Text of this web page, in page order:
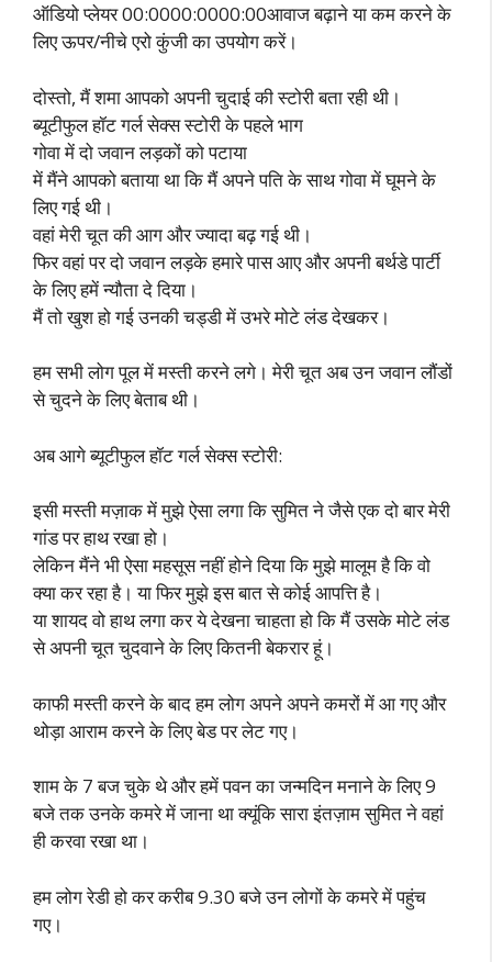
ऑडियो प्लेयर 00:0000:0000:00आवाज बढ़ाने या कम करने के
लिए ऊपर/नीचे एरो कुंजी का उपयोग करें।
दोस्तो, मैं शमा आपको अपनी चुदाई की स्टोरी बता रही थी।
ब्यूटीफुल हॉट गर्ल सेक्स स्टोरी के पहले भाग
गोवा में दो जवान लड़कों को पटाया
में मैंने आपको बताया था कि मैं अपने पति के साथ गोवा में घूमने के
लिए गई थी।
वहां मेरी चूत की आग और ज्यादा बढ़ गई थी।
फिर वहां पर दो जवान लड़के हमारे पास आए और अपनी बर्थडे पार्टी
के लिए हमें न्यौता दे दिया।
मैं तो खुश हो गई उनकी चड्डी में उभरे मोटे लंड देखकर।
हम सभी लोग पूल में मस्ती करने लगे। मेरी चूत अब उन जवान लौंडों
से चुदने के लिए बेताब थी।
अब आगे ब्यूटीफुल हॉट गर्ल सेक्स स्टोरी:
इसी मस्ती मज़ाक में मुझे ऐसा लगा कि सुमित ने जैसे एक दो बार मेरी
गांड पर हाथ रखा हो।
लेकिन मैंने भी ऐसा महसूस नहीं होने दिया कि मुझे मालूम है कि वो
क्या कर रहा है। या फिर मुझे इस बात से कोई आपत्ति है।
या शायद वो हाथ लगा कर ये देखना चाहता हो कि मैं उसके मोटे लंड
से अपनी चूत चुदवाने के लिए कितनी बेकरार हूं।
काफी मस्ती करने के बाद हम लोग अपने अपने कमरों में आ गए और
थोड़ा आराम करने के लिए बेड पर लेट गए।
शाम के 7 बज चुके थे और हमें पवन का जन्मदिन मनाने के लिए 9
बजे तक उनके कमरे में जाना था क्यूंकि सारा इंतज़ाम सुमित ने वहां
ही करवा रखा था।
हम लोग रेडी हो कर करीब 9.30 बजे उन लोगों के कमरे में पहुंच
गए।